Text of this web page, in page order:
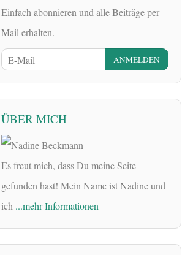
Einfach abonnieren und alle Beiträge per
Mail erhalten.
ÜBER MICH
Es freut mich, dass Du meine Seite
gefunden hast! Mein Name ist Nadine und
ich ...mehr Informationen